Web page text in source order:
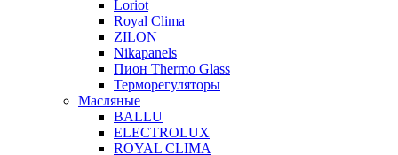
Loriot
Royal Clima
ZILON
Nikapanels
Пион Thermo Glass
Терморегуляторы
Масляные
BALLU
ELECTROLUX
ROYAL CLIMA